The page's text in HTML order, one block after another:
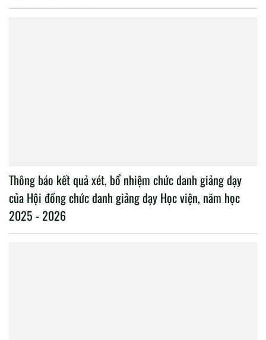
Thông báo kết quả xét, bổ nhiệm chức danh giảng dạy
của Hội đồng chức danh giảng dạy Học viện, năm học
2025 - 2026